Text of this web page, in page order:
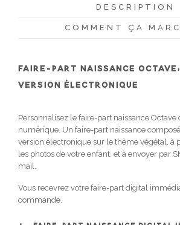
DESCRIPTION
COMMENT ÇA
FAIRE-PART NAISSANCE
VERSION ÉLECTRONIQUE
Personnalisez le faire-part naissance Octave
numérique. Un faire-part naissance
version électronique sur le thème végétal, à
les photos de votre enfant, et à envoyer par
mail.
Vous recevrez votre faire-part digital
commande.